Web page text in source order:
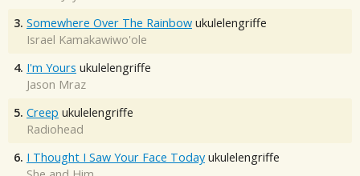
3. Somewhere Over The Rainbow ukulelengriffe
Israel Kamakawiwo'ole
4. I'm Yours ukulelengriffe
Jason Mraz
5. Creep ukulelengriffe
Radiohead
6. I Thought I Saw Your Face Today ukulelengriffe